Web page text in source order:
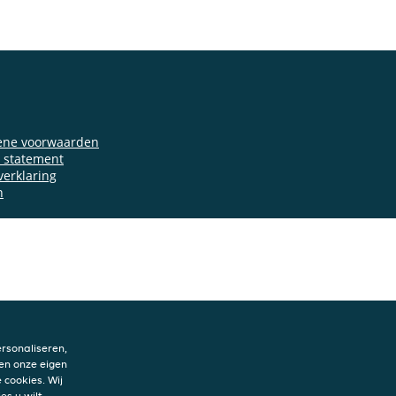
voorwaarden
statement
onze eigen
Wij